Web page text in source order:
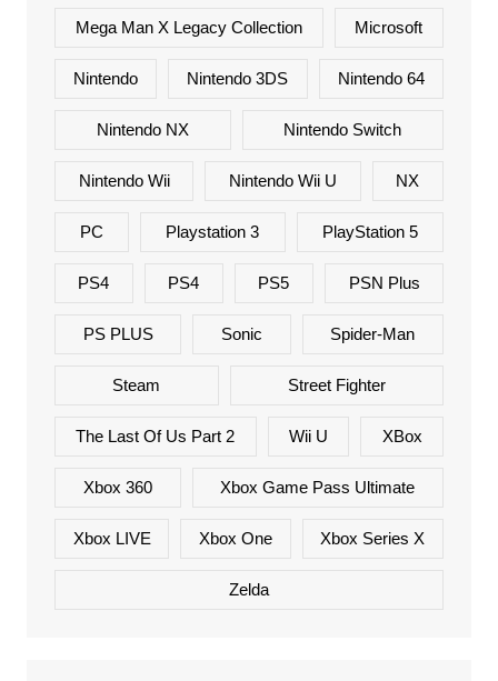
Mega Man X Legacy Collection Microsoft
Nintendo Nintendo 3DS Nintendo 64
Nintendo NX Nintendo Switch
Nintendo Wii Nintendo Wii U NX
PC Playstation 3 PlayStation 5
PS4 PS4 PS5 PSN Plus
PS PLUS Sonic Spider-Man
Steam Street Fighter
The Last Of Us Part 2 Wii U XBox
Xbox 360 Xbox Game Pass Ultimate
Xbox LIVE Xbox One Xbox Series X
Zelda